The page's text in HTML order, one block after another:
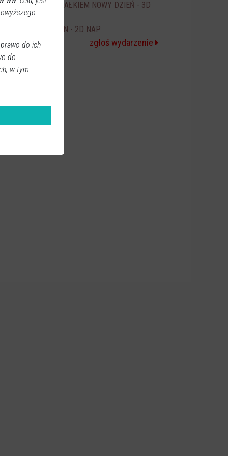
20:00 SPIDER-MAN CAŁKIEM NOWY DZIEŃ - 3D
ICE CREAM MAN - 2D NAP
zgłoś wydarzenie
do ich
do
w tym